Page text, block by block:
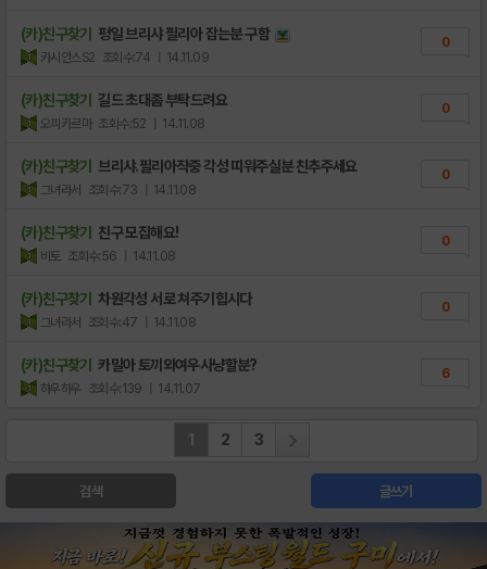
(카)친구찾기 평일 브리샤 필리아 잡는분 구함
카시안스S2 조회수:74 | 14.11.09
0
(카)친구찾기 길드 초대좀 부탁드려요
오피카르마 조회수:52 | 14.11.08
0
(카)친구찾기 브리샤.필리아작중 각성 띠워주실분 친추주세요
그녀라서 조회수:73 | 14.11.08
0
(카)친구찾기 친구 모집해요!
비토 조회수:56 | 14.11.08
0
(카)친구찾기 차원각성 서로 쳐주기힙시다
그녀라서 조회수:47 | 14.11.08
0
(카)친구찾기 카밀아 토끼와여우사냥할분?
하우하우 조회수:139 | 14.11.07
6
1 2 3
검색 글쓰기